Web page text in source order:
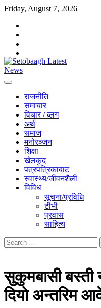
Skip
content
Friday, August 7, 2026
राजनीति
समाचार
विचार / ब्लग
अर्थ
समाज
मनोरञ्जन
शिक्षा
खेलकुद
पत्रपत्रिकाबाट
स्वास्थ्य/जीवनशैली
विविध
सूचना/प्रविधि
टीभी
प्रवास
साहित्य
Search
for:
सुकुमबासी बस्ती
दियो अन्तरिम